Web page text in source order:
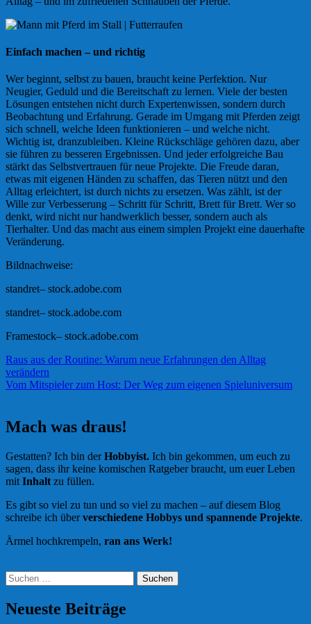
Einfach machen – und richtig
Wer beginnt, selbst zu bauen, braucht keine Perfektion. Nur
Neugier, Geduld und die Bereitschaft zu lernen. Viele der besten
Lösungen entstehen nicht durch Expertenwissen, sondern durch
Beobachtung und Erfahrung. Gerade im Umgang mit Pferden zeigt
sich schnell, welche Ideen funktionieren – und welche nicht.
Wichtig ist, dranzubleiben. Kleine Rückschläge gehören dazu, aber
sie führen zu besseren Ergebnissen. Und jeder erfolgreiche Bau
stärkt das Selbstvertrauen für neue Projekte. Die Freude daran,
etwas mit eigenen Händen zu schaffen, das Tieren nützt und den
Alltag erleichtert, ist durch nichts zu ersetzen. Was zählt, ist der
Wille zur Verbesserung – Schritt für Schritt, Brett für Brett. Wer so
denkt, wird nicht nur handwerklich besser, sondern auch als
Tierhalter. Und das macht aus einem simplen Projekt eine dauerhafte
Veränderung.
Bildnachweise:
standret– stock.adobe.com
standret– stock.adobe.com
Framestock– stock.adobe.com
Beitragsnavigation
Raus aus der Routine: Warum neue Erfahrungen den Alltag
verändern
Vom Mitspieler zum Host: Der Weg zum eigenen Spieluniversum
Mach was draus!
Gestatten? Ich bin derHobbyist. Ich bin gekommen, um euch zu
sagen, dass ihr keine komischen Ratgeber braucht, um euer Leben
mit Inhalt zu füllen.
Es gibt so viel zu tun und so viel zu machen – auf diesem Blog
schreibe ich überverschiedene Hobbys und spannende Projekte.
Ärmel hochkrempeln, ran ans Werk!
Suchen
nach:
Neueste Beiträge